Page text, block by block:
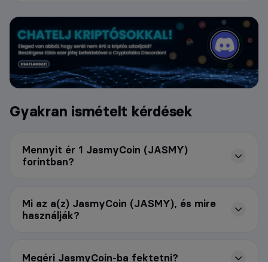
Gyakran ismételt kérdések
Mennyit ér 1 JasmyCoin (JASMY)
forintban?
Mi az a(z) JasmyCoin (JASMY), és mire
használják?
Megéri JasmyCoin-ba fektetni?